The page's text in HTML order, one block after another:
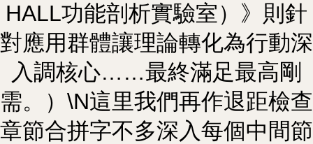
HALL功能剖析實驗室）》則針
對應用群體讓理論轉化為行動深
入調核心……最終滿足最高剛
需。）\N這里我們再作退距檢查
章節合拼字不多深入每個中間節